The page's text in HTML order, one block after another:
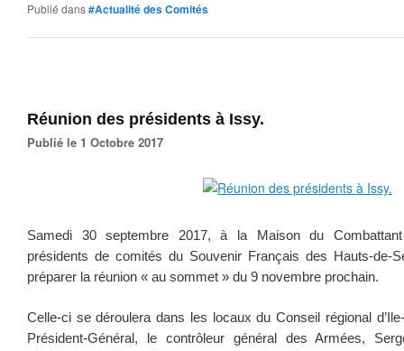
Publié dans#Actualité des Comités
Réunion des présidents à Issy.
Publié le 1 Octobre 2017
Samedi 30 septembre 2017, à la Maison du Combattant
présidents de comités du Souvenir Français des Hauts-de-
préparer la réunion « au sommet » du 9 novembre prochain.
Celle-ci se déroulera dans les locaux du Conseil régional
Président-Général, le contrôleur général des Armées,